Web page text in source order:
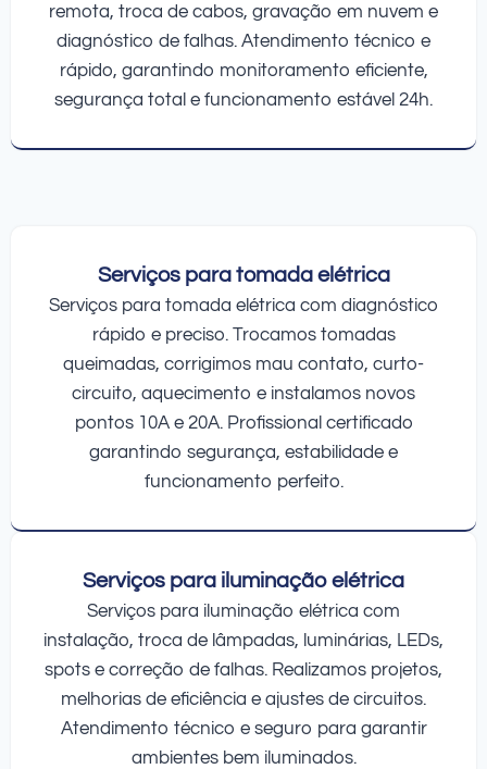
remota, troca de cabos, gravação em nuvem e
diagnóstico de falhas. Atendimento técnico e
rápido, garantindo monitoramento eficiente,
segurança total e funcionamento estável 24h.
Serviços para tomada elétrica
Serviços para tomada elétrica com diagnóstico
rápido e preciso. Trocamos tomadas
queimadas, corrigimos mau contato, curto-
circuito, aquecimento e instalamos novos
pontos 10A e 20A. Profissional certificado
garantindo segurança, estabilidade e
funcionamento perfeito.
Serviços para iluminação elétrica
Serviços para iluminação elétrica com
instalação, troca de lâmpadas, luminárias, LEDs,
spots e correção de falhas. Realizamos projetos,
melhorias de eficiência e ajustes de circuitos.
Atendimento técnico e seguro para garantir
ambientes bem iluminados.